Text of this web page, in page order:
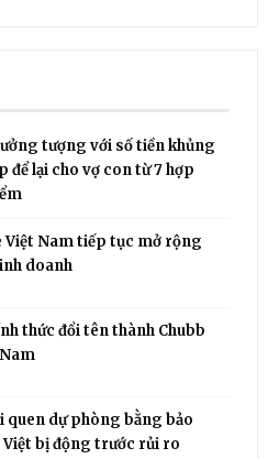
tượng với số tiền khủng
để lại cho vợ con từ 7 hợp
Việt Nam tiếp tục mở rộng
doanh
thức đổi tên thành Chubb
quen dự phòng bằng bảo
Việt bị động trước rủi ro